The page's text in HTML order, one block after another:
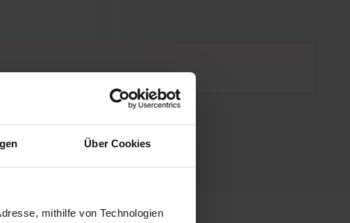
Über Cookies
mithilfe von Technologien